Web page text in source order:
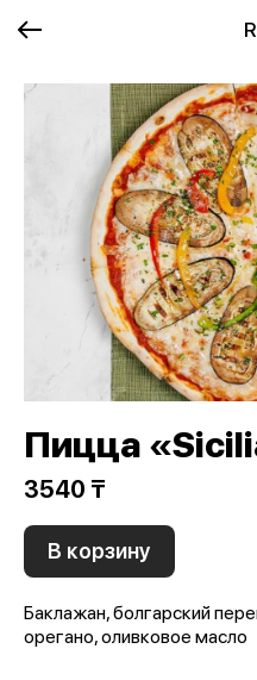
Пицца
3540 ₸
В корзину
Баклажан, болгарский
орегано, оливковое масло